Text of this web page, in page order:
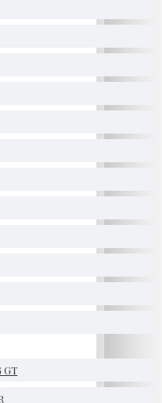
GT